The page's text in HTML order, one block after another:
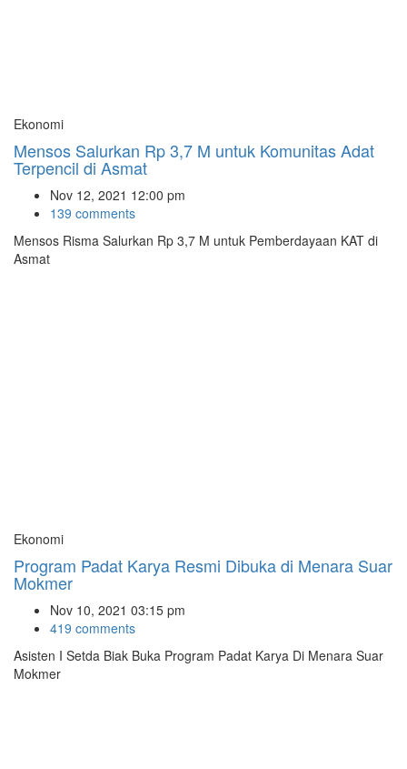
Ekonomi
Mensos Salurkan Rp 3,7 M untuk Komunitas Adat
Terpencil di Asmat
Nov 12, 2021 12:00 pm
139 comments
Mensos Risma Salurkan Rp 3,7 M untuk Pemberdayaan KAT di
Asmat
Ekonomi
Program Padat Karya Resmi Dibuka di Menara Suar
Mokmer
Nov 10, 2021 03:15 pm
419 comments
Asisten I Setda Biak Buka Program Padat Karya Di Menara Suar
Mokmer